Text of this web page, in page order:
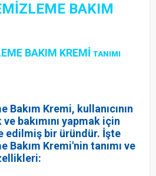
BAKIM
BAKIM KREMİ TANIMI
Bakım Kremi, kullanıcının
bakımını yapmak için
edilmiş bir üründür. İşte
Bakım Kremi'nin tanımı ve